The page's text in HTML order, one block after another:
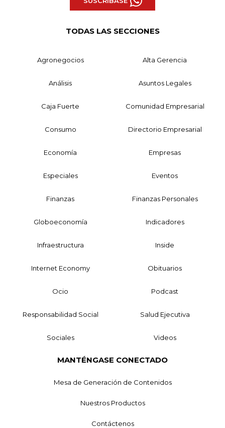
TODAS LAS SECCIONES
Agronegocios Alta Gerencia
Análisis Asuntos Legales
Caja Fuerte Comunidad Empresarial
Consumo Directorio Empresarial
Economía Empresas
Especiales Eventos
Finanzas Finanzas Personales
Globoeconomía Indicadores
Infraestructura Inside
Internet Economy Obituarios
Ocio Podcast
Responsabilidad Social Salud Ejecutiva
Sociales Videos
MANTÉNGASE CONECTADO
Mesa de Generación de Contenidos
Nuestros Productos
Contáctenos